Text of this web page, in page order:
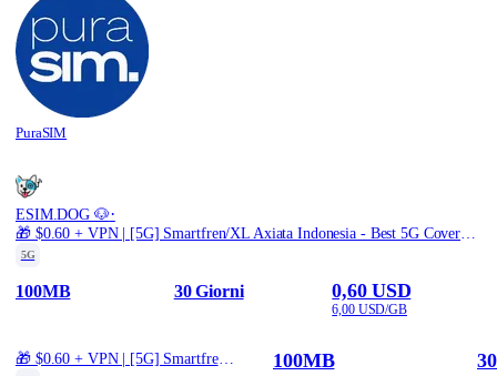
PuraSIM
ESIM.DOG 🐶·
5G
100MB 30 Giorni 0,60 USD
6,00 USD/GB
🎁 $0.60 + VPN | [5G] Smartfren/XL Axiata Indonesia - Best 5G Coverage (100MB/30Days) - Black route 100MB